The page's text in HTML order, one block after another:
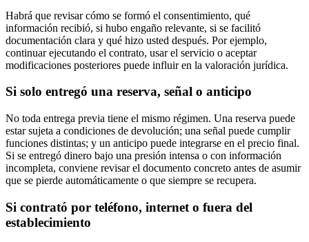
Habrá que revisar cómo se formó el consentimiento, qué
información recibió, si hubo engaño relevante, si se facilitó
documentación clara y qué hizo usted después. Por ejemplo,
continuar ejecutando el contrato, usar el servicio o aceptar
modificaciones posteriores puede influir en la valoración jurídica.
Si solo entregó una reserva, señal o anticipo
No toda entrega previa tiene el mismo régimen. Una reserva puede
estar sujeta a condiciones de devolución; una señal puede cumplir
funciones distintas; y un anticipo puede integrarse en el precio final.
Si se entregó dinero bajo una presión intensa o con información
incompleta, conviene revisar el documento concreto antes de asumir
que se pierde automáticamente o que siempre se recupera.
Si contrató por teléfono, internet o fuera del
establecimiento